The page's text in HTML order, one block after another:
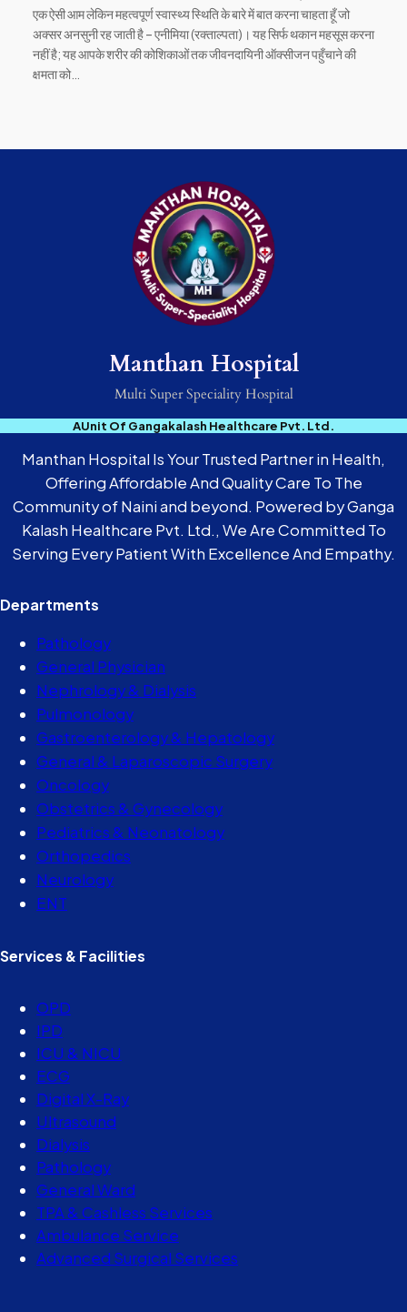
एक ऐसी आम लेकिन महत्वपूर्ण स्वास्थ्य स्थिति के बारे में बात करना चाहता हूँ जो
अक्सर अनसुनी रह जाती है – एनीमिया (रक्ताल्पता)। यह सिर्फ थकान महसूस करना
नहीं है; यह आपके शरीर की कोशिकाओं तक जीवनदायिनी ऑक्सीजन पहुँचाने की
क्षमता को…
Manthan Hospital
Multi Super Speciality Hospital
AUnit Of Gangakalash Healthcare Pvt. Ltd.
Manthan Hospital Is Your Trusted Partner in Health,
Offering Affordable And Quality Care To The
Community of Naini and beyond. Powered by Ganga
Kalash Healthcare Pvt. Ltd., We Are Committed To
Serving Every Patient With Excellence And Empathy.
Departments
Pathology
General Physician
Nephrology & Dialysis
Pulmonology
Gastroenterology & Hepatology
General & Laparoscopic Surgery
Oncology
Obstetrics & Gynecology
Pediatrics & Neonatology
Orthopedics
Neurology
ENT
Services & Facilities
OPD
IPD
ICU & NICU
ECG
Digital X-Ray
Ultrasound
Dialysis
Pathology
General Ward
TPA & Cashless Services
Ambulance Service
Advanced Surgical Services